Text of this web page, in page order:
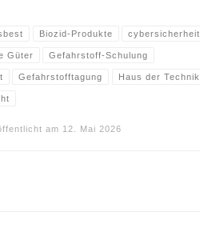
Biozid-Produkte cybersicherheit
Güter Gefahrstoff-Schulung
Gefahrstofftagung Haus der Technik
am 12. Mai 2026